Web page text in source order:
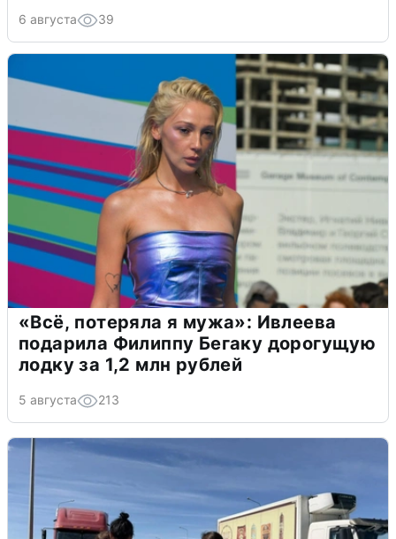
6 августа 39
«Всё, потеряла я мужа»: Ивлеева
подарила Филиппу Бегаку дорогущую
лодку за 1,2 млн рублей
5 августа 213